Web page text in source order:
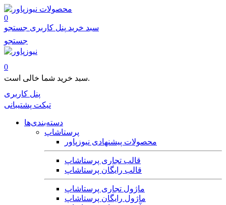
محصولات
0
سبد خرید پنل کاربری جستجو
جستجو
0
سبد خرید شما خالی است.
پنل کاربری
تیکت پشتیبانی
دسته‌بندی‌ها
پرستاشاپ
محصولات پیشنهادی نیوزپاور
قالب تجاری پرستاشاپ
قالب رایگان پرستاشاپ
ماژول تجاری پرستاشاپ
ماژول رایگان پرستاشاپ